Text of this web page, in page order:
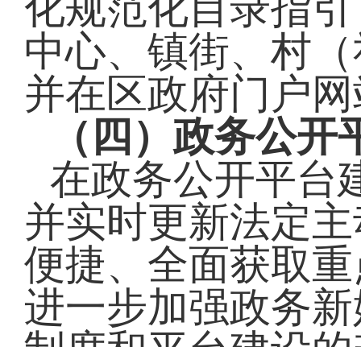
中心、镇街、村
并在 区政府门户
（四）政务公
在政务公开平台
并实时更新法定
便捷、全面获取
进一步加强政务